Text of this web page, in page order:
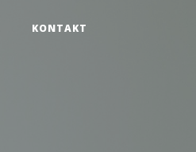
KONTAKT